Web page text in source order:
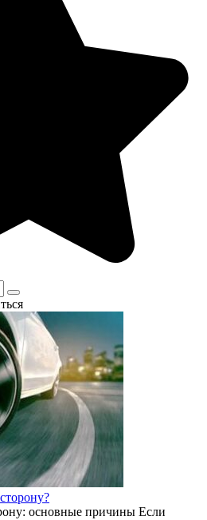
основные причины Если